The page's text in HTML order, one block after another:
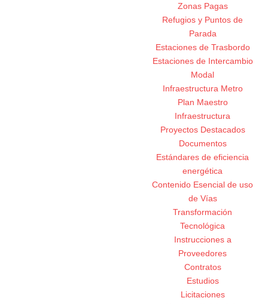
Zonas Pagas
Refugios y Puntos de
Parada
Estaciones de Trasbordo
Estaciones de Intercambio
Modal
Infraestructura Metro
Plan Maestro
Infraestructura
Proyectos Destacados
Documentos
Estándares de eficiencia
energética
Contenido Esencial de uso
de Vías
Transformación
Tecnológica
Instrucciones a
Proveedores
Contratos
Estudios
Licitaciones